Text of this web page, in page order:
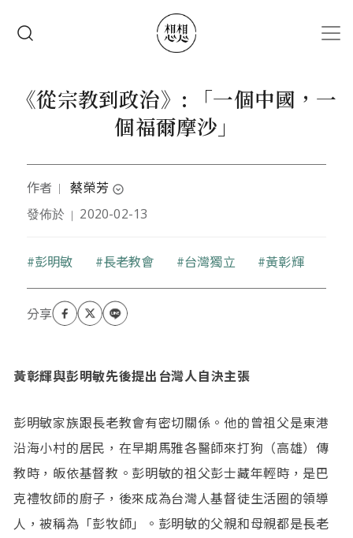
《從宗教到政治》: 「一個中國，一
個福爾摩沙」
作者 ｜ 蔡榮芳 expand_circle_down
東海大學第一屆畢業校友（1959）。美國馬里蘭州立
學院歷史系名譽教授。曾任國立台灣大學及香港大學
History: Community and Social Unrest in the
British Colony, 1842-1913（Columbia University
Press, 1993）；《香港人之香港史1841-1945》（牛
發佈於 ｜ 2020-02-13
關鍵字
彭明敏 長老教會 台灣獨立 黃彰輝
黃彰輝與彭明敏先後提出台灣人自決主張
彭明敏家族跟長老教會有密切關係。他的曾祖父是東港
沿海小村的居民，在早期馬雅各醫師來打狗（高雄）傳
教時，皈依基督教。彭明敏的祖父彭士藏年輕時，是巴
克禮牧師的廚子，後來成為台灣人基督徒生活圈的領導
人，被稱為「彭牧師」。彭明敏的父親和母親都是長老